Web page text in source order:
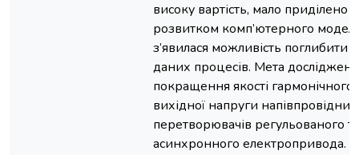
високу вартість, мало приділено
розвитком комп’ютерного
з’явилася можливість поглибити
даних процесів. Мета
покращення якості гармонічного
вихідної напруги
перетворювачів регульованого
асинхронного електропривода.